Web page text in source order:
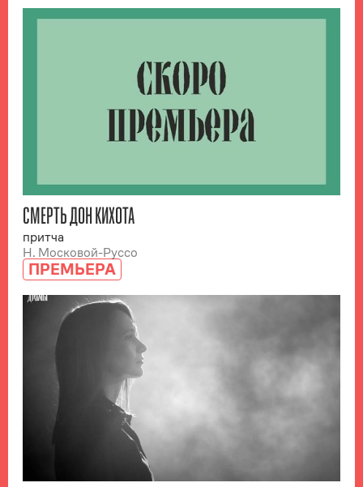
СМЕРТЬ ДОН КИХОТА
притча
Н. Московой-Руссо
ПРЕМЬЕРА